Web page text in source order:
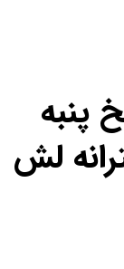
پنبه
لش